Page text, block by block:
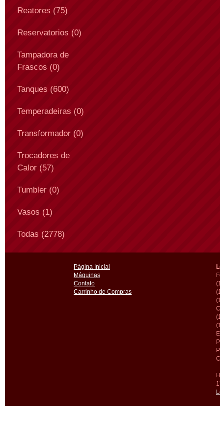
Reatores (75)
Reservatorios (0)
Tampadora de
Frascos (0)
Tanques (600)
Temperadeiras (0)
Transformador (0)
Trocadores de
Calor (57)
Tumbler (0)
Vasos (1)
Todas (2778)
Página Inicial
Máquinas
Contato
Carrinho de Compras